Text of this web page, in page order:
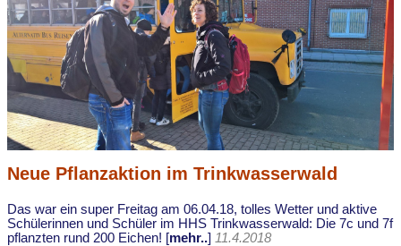
Neue Pflanzaktion im Trinkwasserwald
Das war ein super Freitag am 06.04.18, tolles Wetter und aktive
Schülerinnen und Schüler im HHS Trinkwasserwald: Die 7c und 7f
pflanzten rund 200 Eichen! [mehr..] 11.4.2018